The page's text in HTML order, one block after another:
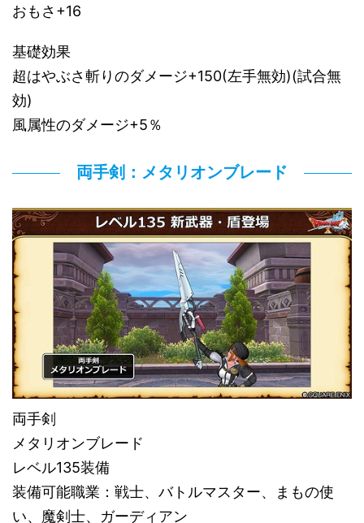
おもさ+16
基礎効果
超はやぶさ斬りのダメージ+150(左手無効)(試合無
効)
風属性のダメージ+5％
両手剣：メタリオンブレード
両手剣
メタリオンブレード
レベル135装備
装備可能職業：戦士、バトルマスター、まもの使
い、魔剣士、ガーディアン